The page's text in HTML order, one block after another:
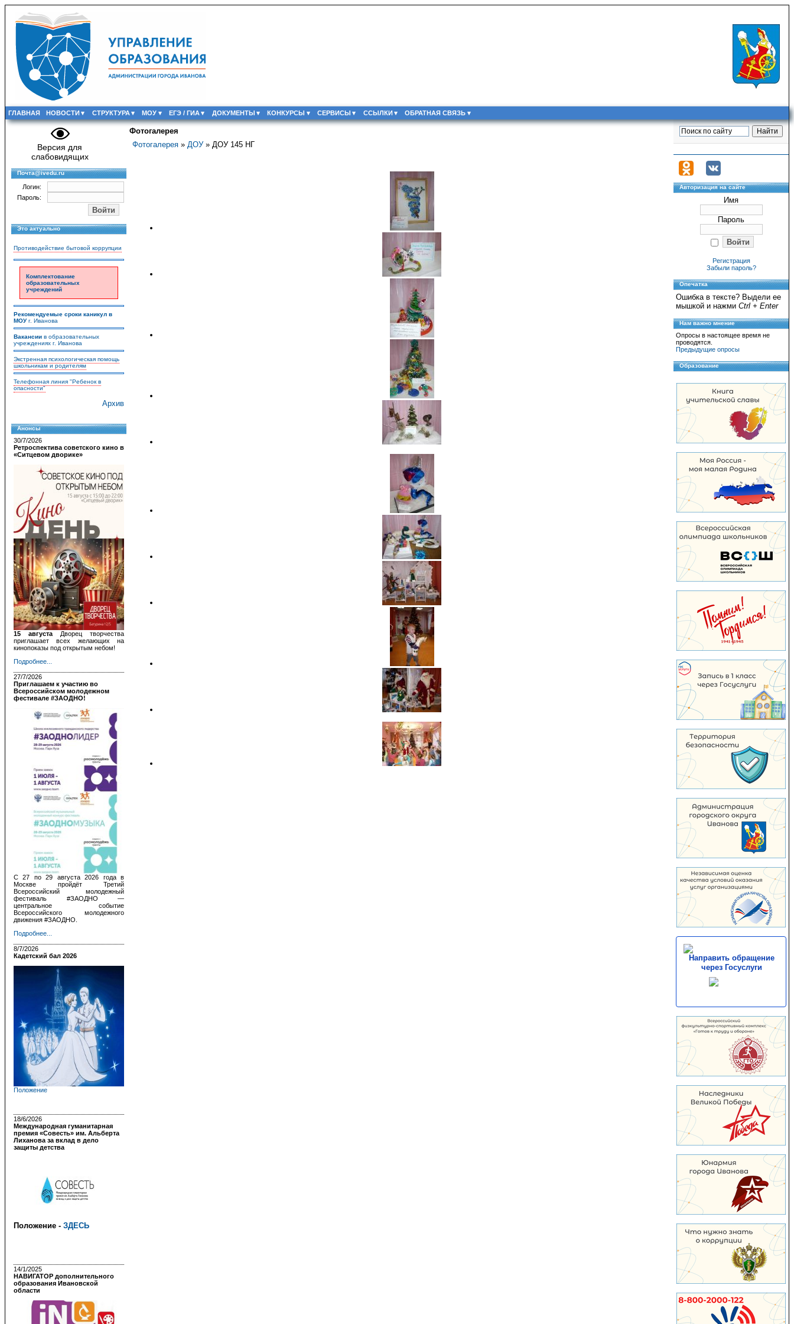
ГЛАВНАЯ НОВОСТИ СТРУКТУРА МОУ ЕГЭ / ГИА ДОКУМЕНТЫ КОНКУРСЫ СЕРВИСЫ ССЫЛКИ ОБРАТНАЯ СВЯЗЬ
Версия для
слабовидящих
Почта@ivedu.ru
Логин:
Пароль:
Это актуально
Противодействие бытовой коррупции
Комплектование
образовательных
учреждений
Рекомендуемые сроки каникул в
МОУг. Иванова
Вакансии в образовательных
учреждениях г. Иванова
Экстренная психологическая помощь
школьникам и родителям
Телефонная линия "Ребенок в
опасности"
Архив
Анонсы
30/7/2026
Ретроспектива советского кино в
«Ситцевом дворике»
15 августа
Дворец творчества
приглашает всех желающих на
кинопоказы под открытым небом!
Подробнее...
27/7/2026
Приглашаем к участию во
Всероссийском молодежном
фестивале #ЗАОДНО!
С 27 по 29 августа 2026 года в
Москве пройдёт Третий
Всероссийский молодежный
фестиваль #ЗАОДНО —
центральное событие
Всероссийского молодежного
движения #ЗАОДНО.
Подробнее...
8/7/2026
Кадетский бал 2026
Положение
18/6/2026
Международная гуманитарная
премия «Совесть» им. Альберта
Лиханова за вклад в дело
защиты детства
Положение - ЗДЕСЬ
14/1/2025
НАВИГАТОР дополнительного
образования Ивановской
области
Фотогалерея
Фотогалерея » ДОУ» ДОУ 145 НГ
Авторизация на сайте
Имя
Пароль
Регистрация
Забыли пароль?
Опечатка
Ошибка в тексте? Выдели ее
мышкой и нажми Ctrl + Enter
Нам важно мнение
Опросы в настоящее время не
проводятся.
Предыдущие опросы
Образование
Направить обращение
через Госуслуги